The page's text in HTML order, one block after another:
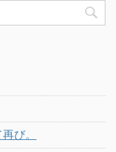
び。